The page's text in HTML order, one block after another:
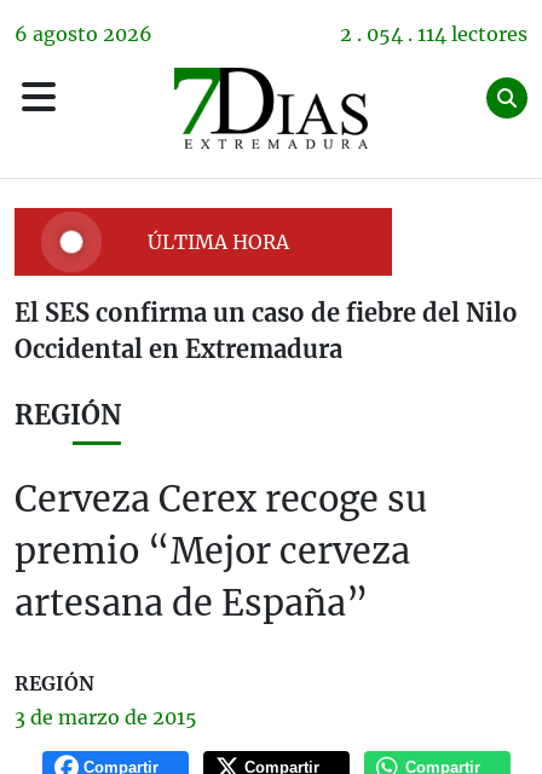
6 agosto 2026 2 . 054 . 114 lectores
ÚLTIMA HORA
El SES confirma un caso de fiebre del Nilo
Occidental en Extremadura
REGIÓN
Cerveza Cerex recoge su
premio “Mejor cerveza
artesana de España”
REGIÓN
3 de marzo de 2015
Compartir Compartir Compartir